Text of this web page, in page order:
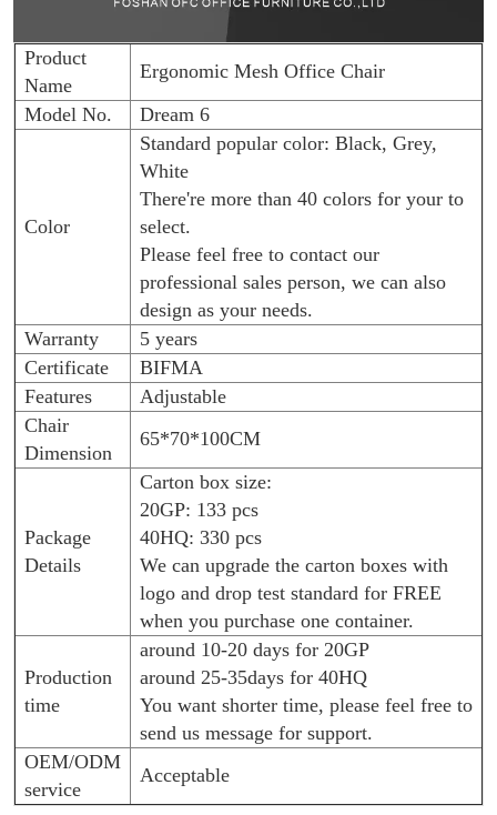
Product
Name
Ergonomic Mesh Office Chair
Model No.
Dream 6
Color
Standard popular color: Black, Grey,
White
There're more than 40 colors for your to
select.
Please feel free to contact our
professional sales person, we can also
design as your needs.
Warranty
5 years
Certificate
BIFMA
Features
Adjustable
Chair
Dimension
65*70*100CM
Package
Details
Carton box size:
20GP: 133 pcs
40HQ: 330 pcs
We can upgrade the carton boxes with
logo and drop test standard for FREE
when you purchase one container.
Production
time
around 10-20 days for 20GP
around 25-35days for 40HQ
You want shorter time, please feel free to
send us message for support.
OEM/ODM
service
Acceptable